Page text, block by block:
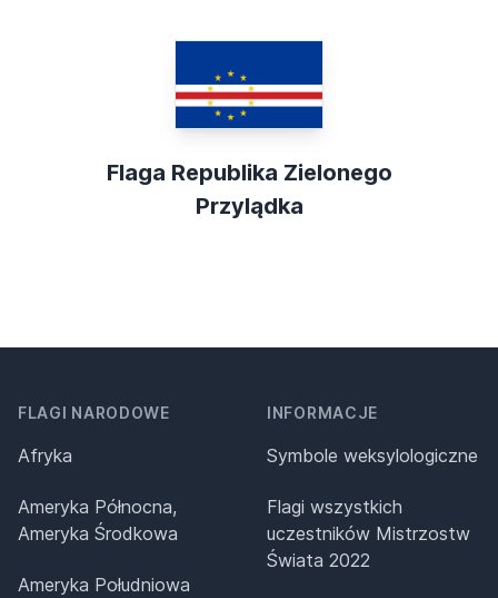
Flaga Republika Zielonego
Przylądka
FLAGI NARODOWE
Afryka
Ameryka Północna,
Ameryka Środkowa
Ameryka Południowa
INFORMACJE
Symbole weksylologiczne
Flagi wszystkich
uczestników Mistrzostw
Świata 2022